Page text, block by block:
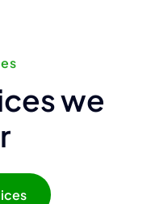
we